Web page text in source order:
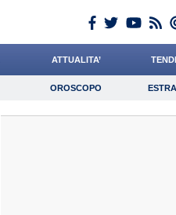
ATTUALITA’
Oroscopo
OROSCOPO